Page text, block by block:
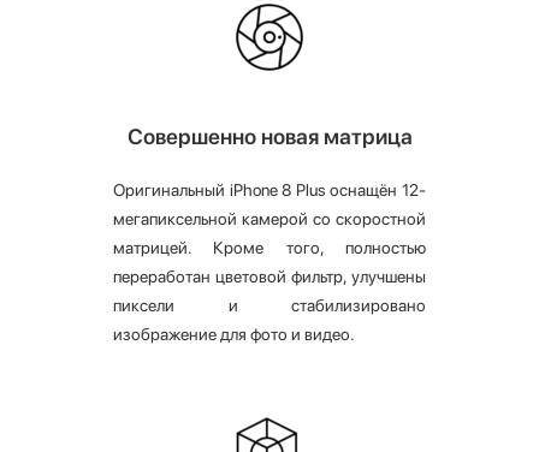
Совершенно новая матрица
Оригинальный iPhone 8 Plus оснащён 12-
мегапиксельной камерой со скоростной
матрицей. Кроме того, полностью
переработан цветовой фильтр, улучшены
пиксели и стабилизировано
изображение для фото и видео.